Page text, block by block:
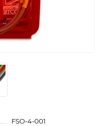
FSO-4-001